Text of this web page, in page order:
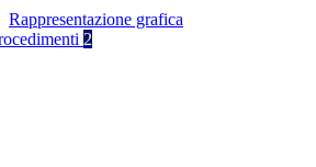
Rappresentazione grafica
2